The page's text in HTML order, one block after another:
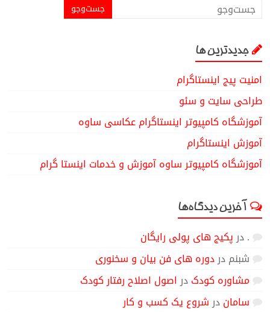
جدیدترین ها
امنیت پیج اینستاگرام
طراحی سایت و سئو
آموزشگاه کامپیوتر اینستاگرام عکاسی ساوه
آموزش اینستاگرام
آموزشگاه کامپیوتر ساوه آموزش و خدمات اینستا گرام
آخرین دیدگاه‌ها
.درپکیج های پولی رایگان
شبنمدردوره های فن بیان و سخنوری
مشاوره کودکدراصول اصلاح رفتار کودک
ساماندرشروع یک کسب و کار